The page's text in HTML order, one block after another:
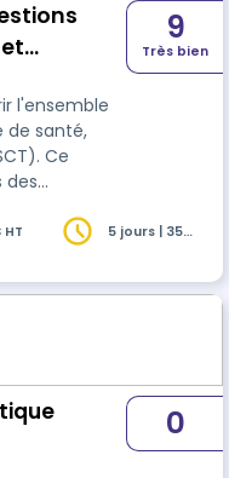
l'ensemble
de santé,
Ce
des
traiter…
9
Très bien
HT
5 jours | 35
0